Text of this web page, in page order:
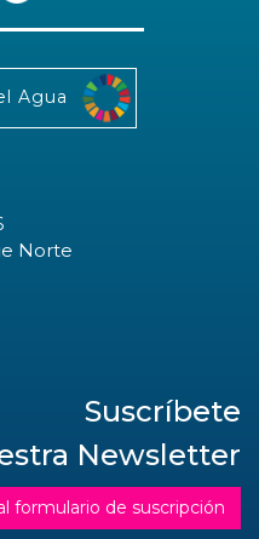
Agua
Norte
Suscríbete
Newsletter
formulario de suscripción